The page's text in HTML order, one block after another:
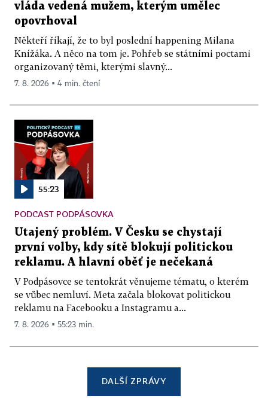
vláda vedená mužem, kterým umělec
opovrhoval
Někteří říkají, že to byl poslední happening Milana
Knížáka. A něco na tom je. Pohřeb se státními poctami
organizovaný těmi, kterými slavný...
7. 8. 2026 ▪ 4 min. čtení
55:23
PODCAST PODPÁSOVKA
Utajený problém. V Česku se chystají
první volby, kdy sítě blokují politickou
reklamu. A hlavní oběť je nečekaná
V Podpásovce se tentokrát věnujeme tématu, o kterém
se vůbec nemluví. Meta začala blokovat politickou
reklamu na Facebooku a Instagramu a...
7. 8. 2026 ▪ 55:23 min.
DALŠÍ ZPRÁVY